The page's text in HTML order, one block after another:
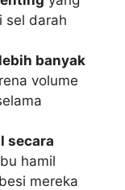
sel darah
banyak
volume
secara
hamil
mereka